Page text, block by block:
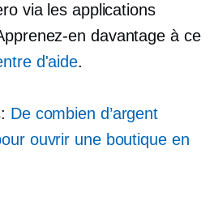
via les applications
en davantage à ce
d'aide.
De combien d’argent
ouvrir une boutique en